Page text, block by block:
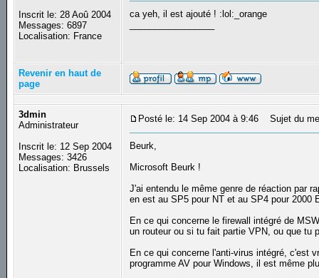
Inscrit le: 28 Aoû 2004
Messages: 6897
Localisation: France
ca yeh, il est ajouté ! :lol:_orange
Revenir en haut de
page
3dmin
Administrateur
Inscrit le: 12 Sep 2004
Messages: 3426
Localisation: Brussels
Posté le: 14 Sep 2004 à 9:46 Sujet du
Beurk,
Microsoft Beurk !
J'ai entendu le même genre de réaction par
en est au SP5 pour NT et au SP4 pour
En ce qui concerne le firewall intégré de
un routeur ou si tu fait partie VPN, ou que tu
En ce qui concerne l'anti-virus intégré, c'est
programme AV pour Windows, il est même